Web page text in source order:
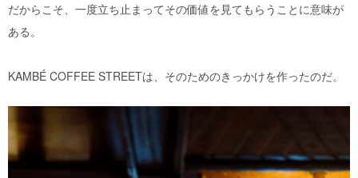
だからこそ、一度立ち止まってその価値を見てもらうことに意味が
ある。
KAMBÉ COFFEE STREETは、そのためのきっかけを作ったのだ。